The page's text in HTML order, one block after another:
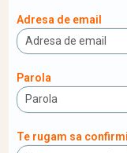
Adresa de email
Parola
Te rugam sa